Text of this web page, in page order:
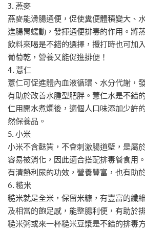
3. 燕麥
燕麥能滑腸通便，促使糞便體積變大、
進腸胃蠕動，發揮通便排毒的作用。將
飲料來喝是不錯的選擇，攪打時也可加
葡萄乾，營養又能促進排便！
4. 薏仁
薏仁可促進體內血液循環、水分代謝，
有助於改善水腫型肥胖。薏仁水是不錯
仁用開水煮爛後，適個人口味添加少許
然保養品。
5. 小米
小米不含麩質，不會刺激腸道壁，是屬
容易被消化，因此適合搭配排毒餐食用
有清熱利尿的功效，營養豐富，也有助
6. 糙米
糙米就是全米，保留米糠，有豐富的纖
及相當的飽足感，能整腸利便，有助於
糙米粥或來一杯糙米豆漿是不錯的排毒